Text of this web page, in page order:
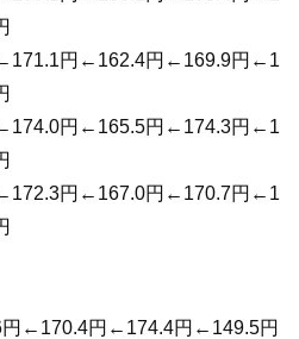
円←162.4円←169.9円←1
円←165.5円←174.3円←1
円←167.0円←170.7円←1
←170.4円←174.4円←149.5円